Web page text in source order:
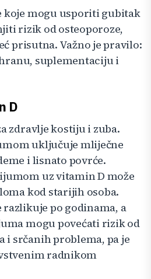
koje mogu usporiti gubitak
rizik od osteoporoze,
prisutna. Važno je pravilo:
suplementaciju i
D
zdravlje kostiju i zuba.
uključuje mliječne
i lisnato povrće.
uz vitamin D može
kod starijih osoba.
po godinama, a
mogu povećati rizik od
i srčanih problema, pa je
radnikom